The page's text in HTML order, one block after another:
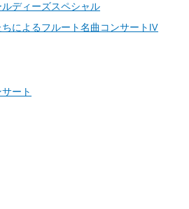
ディーズスペシャル
ちによるフルート名曲コンサートⅣ
ート